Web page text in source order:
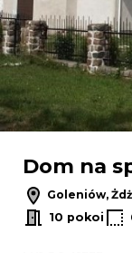
Dom na
Goleniów,
10 pokoi